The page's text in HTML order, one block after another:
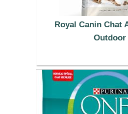
Royal Canin Chat
Outdoor
19.99